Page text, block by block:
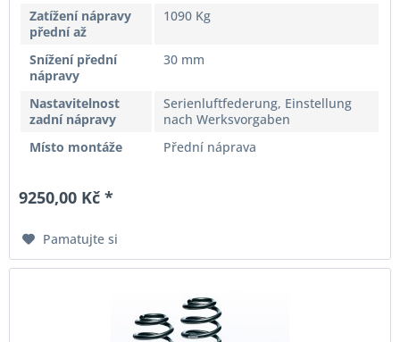
Zatížení nápravy
přední až
1090 Kg
Snížení přední
nápravy
30 mm
Nastavitelnost
zadní nápravy
Serienluftfederung, Einstellung
nach Werksvorgaben
Místo montáže
Přední náprava
9250,00 Kč *
Pamatujte si